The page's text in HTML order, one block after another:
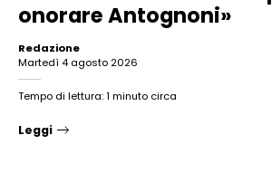
onorare Antognoni»
Redazione
martedì 4 agosto 2026
Tempo di lettura: 1 minuto circa
Leggi